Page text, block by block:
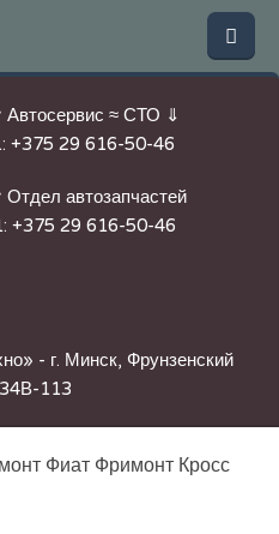
≈ СТО ⇓
+375 29 616-50-46
автозапчастей
+375 29 616-50-46
- г. Минск, Фрунзенский
113
Фиат Фримонт Кросс